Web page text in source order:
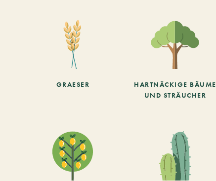
GRAESER
HARTNÄCKIGE BÄUME
UND STRÄUCHER